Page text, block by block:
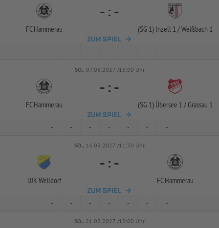
FC Hammerau
- : -
(SG 1) Inzell 1 /Weißbach 1
ZUM SPIEL
- - - - - - -
SO.. 07.03.2027 /13:00 Uhr
FC Hammerau
- : -
(SG 1) Übersee 1 /Grassau 1
ZUM SPIEL
- - - - - - -
SO.. 14.03.2027 /11:30 Uhr
DJK Weildorf
- : -
FC Hammerau
ZUM SPIEL
- - - - - - -
SO.. 21.03.2027 /13:00 Uhr